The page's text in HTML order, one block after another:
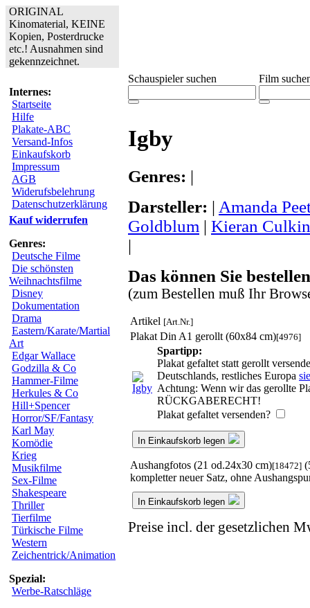
ORIGINAL
Kinomaterial, KEINE
Kopien, Posterdrucke
etc.! Ausnahmen sind
gekennzeichnet.
Internes:
Startseite
Hilfe
Plakate-ABC
Versand-Infos
Einkaufskorb
Impressum
AGB
Widerufsbelehrung
Datenschutzerklärung
Kauf widerrufen
Genres:
Deutsche Filme
Die schönsten
Weihnachtsfilme
Disney
Dokumentation
Drama
Eastern/Karate/Martial
Art
Edgar Wallace
Godzilla & Co
Hammer-Filme
Herkules & Co
Hill+Spencer
Horror/SF/Fantasy
Karl May
Komödie
Krieg
Musikfilme
Sex-Filme
Shakespeare
Thriller
Tierfilme
Türkische Filme
Western
Zeichentrick/Animation
Spezial:
Werbe-Ratschläge
Schauspieler suchen Film
Igby
Genres: |
Darsteller: | Amanda
Goldblum | Kieran Culkin
|
Das können Sie
(zum Bestellen muß Ihr
Artikel [Art.Nr.]
Plakat Din A1 gerollt (60x84 cm)[4976]
Spartipp:
Plakat gefaltet statt gerollt
Deutschlands, restliches Europa
Achtung: Wenn wir das gerollte
RÜCKGABERECHT!
Plakat gefaltet versenden?
In Einkaufskorb legen
Aushangfotos (21 od.24x30 cm)[18472]
kompletter neuer Satz, ohne
In Einkaufskorb legen
Preise incl. der gesetzlichen